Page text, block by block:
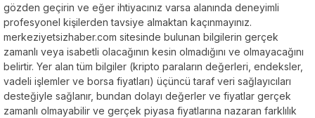
gözden geçirin ve eğer ihtiyacınız varsa alanında deneyimli
profesyonel kişilerden tavsiye almaktan kaçınmayınız.
merkeziyetsizhaber.com sitesinde bulunan bilgilerin gerçek
zamanlı veya isabetli olacağının kesin olmadığını ve olmayacağını
belirtir. Yer alan tüm bilgiler (kripto paraların değerleri, endeksler,
vadeli işlemler ve borsa fiyatları) üçüncü taraf veri sağlayıcıları
desteğiyle sağlanır, bundan dolayı değerler ve fiyatlar gerçek
zamanlı olmayabilir ve gerçek piyasa fiyatlarına nazaran farklılık